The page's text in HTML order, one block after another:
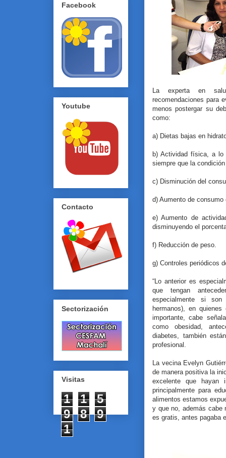
La experta en
recomendaciones para
menos postergar su
como:
a) Dietas bajas en
b) Actividad física, a lo
siempre que la
c) Disminución del
d) Aumento de
e) Aumento de
disminuyendo el
f) Reducción de peso.
g) Controles periódicos
“Lo anterior es
que tengan
especialmente si
hermanos), en
importante, cabe
como obesidad,
diabetes, también
profesional.
La vecina Evelyn
de manera positiva la
excelente que hayan
principalmente para
alimentos estamos
y que no, además cabe
es gratis, antes pagaba
Facebook
Youtube
Contacto
Sectorización
Visitas
1 1
5
9
8
9
1